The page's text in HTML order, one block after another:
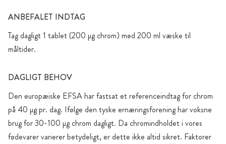
ANBEFALET INDTAG
Tag dagligt 1 tablet (200 µg chrom) med 200 ml væske til
måltider.
DAGLIGT BEHOV
Den europæiske EFSA har fastsat et referenceindtag for chrom
på 40 µg pr. dag. Ifølge den tyske ernæringsforening har voksne
brug for 30-100 µg chrom dagligt. Da chromindholdet i vores
fødevarer varierer betydeligt, er dette ikke altid sikret. Faktorer